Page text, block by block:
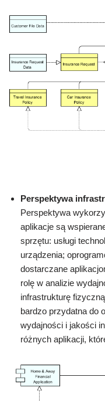
Perspektywa
Perspektywa
aplikacje są
sprzętu: usługi
urządzenia;
dostarczane
rolę w analizie
infrastrukturę
bardzo przydatna do
wydajności i jakości
różnych aplikacji,